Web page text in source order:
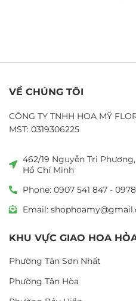
VỀ CHÚNG TÔI
CÔNG TY TNHH HOA MỸ
MST: 0319306225
462/19 Nguyễn Tri
Hồ Chí Minh
Phone: 0907 541 847 - 0978
Email:
KHU VỰC GIAO HOA
Phường Tân Sơn Nhất
Phường Tân Hòa